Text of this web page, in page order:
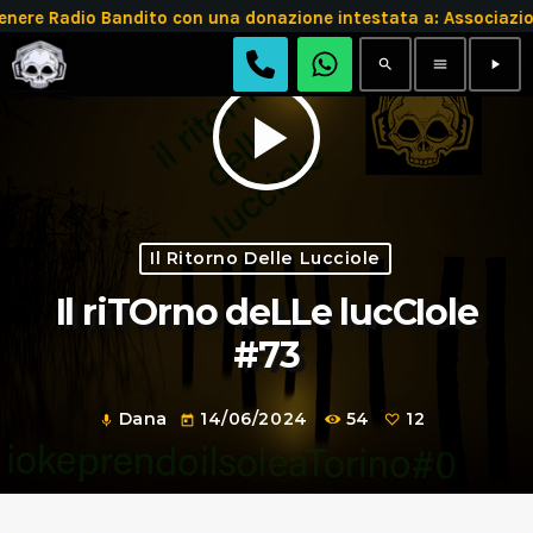
Radio Bandito con una donazione intestata a:
search menu play_arrow
play_arrow
Il Ritorno Delle Lucciole
Il riTOrno deLLe lucCIole
#73
mic Dana today 14/06/2024 54 12